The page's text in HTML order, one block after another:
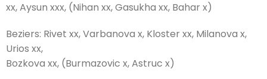
xx, Aysun xxx, (Nihan xx, Gasukha xx, Bahar x)
Beziers: Rivet xx, Varbanova x, Kloster xx, Milanova x,
Urios xx,
Bozkova xx, (Burmazovic x, Astruc x)